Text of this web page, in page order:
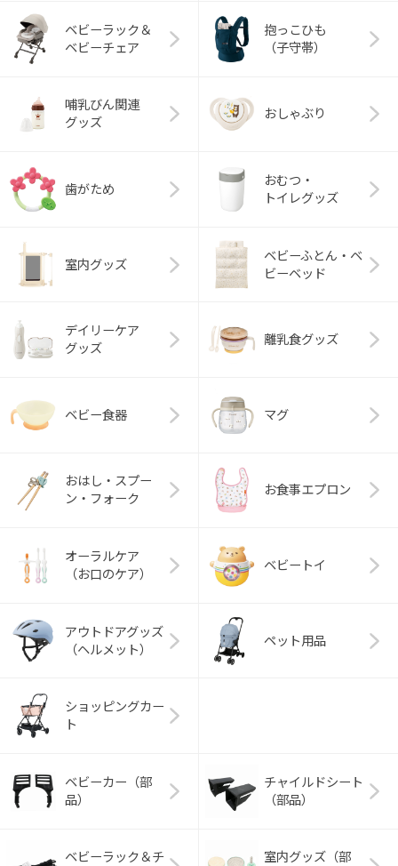
ベビーラック＆
ベビーチェア
抱っこひも
（子守帯）
哺乳びん関連
グッズ
おしゃぶり
歯がため
おむつ・
トイレグッズ
室内グッズ
ベビーふとん・ベ
ビーベッド
デイリーケア
グッズ
離乳食グッズ
ベビー食器 マグ
おはし・スプー
ン・フォーク
お食事エプロン
オーラルケア
（お口のケア）
ベビートイ
アウトドアグッズ
（ヘルメット）
ペット用品
ショッピングカー
ト
ベビーカー（部
品）
チャイルドシート
（部品）
ベビーラック＆チ
室内グッズ（部